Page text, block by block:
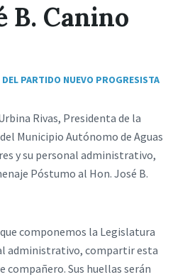
B. Canino
PARTIDO NUEVO PROGRESISTA
Rivas, Presidenta de la
Municipio Autónomo de Aguas
y su personal administrativo,
Póstumo al Hon. José B.
componemos la Legislatura
administrativo, compartir esta
compañero. Sus huellas serán